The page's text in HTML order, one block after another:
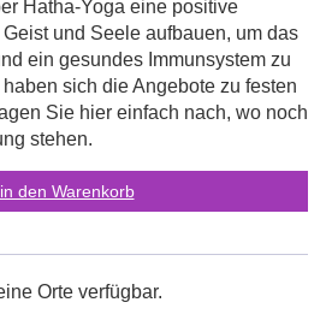
Hatha-Yoga eine positive
und Seele aufbauen, um das
ein gesundes Immunsystem zu
sich die Angebote zu festen
Sie hier einfach nach, wo noch
stehen.
den Warenkorb
Orte verfügbar.